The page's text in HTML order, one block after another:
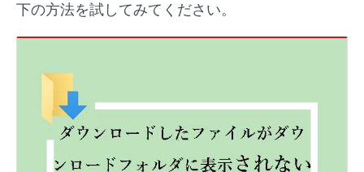
下の方法を試してみてください。